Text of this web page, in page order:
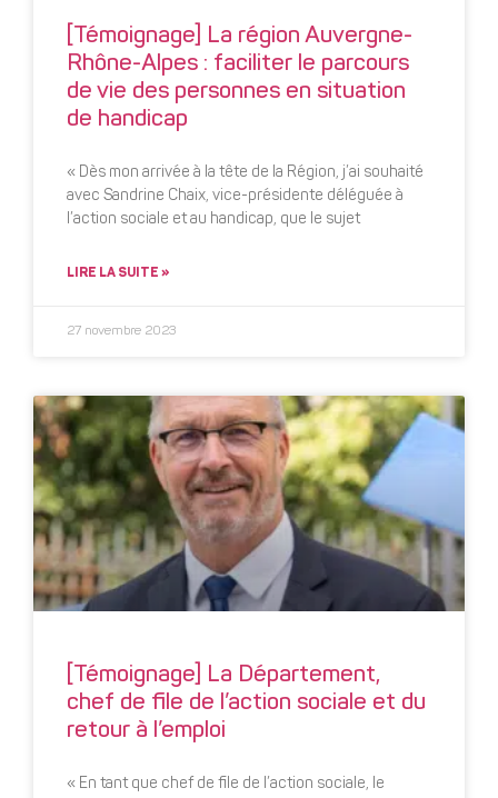
[Témoignage] La région Auvergne-
Rhône-Alpes : faciliter le parcours
de vie des personnes en situation
de handicap
« Dès mon arrivée à la tête de la Région, j’ai souhaité
avec Sandrine Chaix, vice-présidente déléguée à
l’action sociale et au handicap, que le sujet
LIRE LA SUITE »
27 novembre 2023
[Témoignage] La Département,
chef de file de l’action sociale et du
retour à l’emploi
« En tant que chef de file de l’action sociale, le